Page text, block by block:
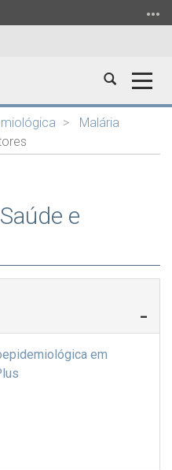
Abrir
busca
Malária
e
em